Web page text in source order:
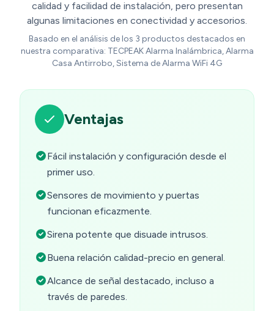
calidad y facilidad de instalación, pero presentan
algunas limitaciones en conectividad y accesorios.
Basado en el análisis de los 3 productos destacados en
nuestra comparativa: TECPEAK Alarma Inalámbrica, Alarma
Casa Antirrobo, Sistema de Alarma WiFi 4G
Ventajas
Fácil instalación y configuración desde el
primer uso.
Sensores de movimiento y puertas
funcionan eficazmente.
Sirena potente que disuade intrusos.
Buena relación calidad-precio en general.
Alcance de señal destacado, incluso a
través de paredes.